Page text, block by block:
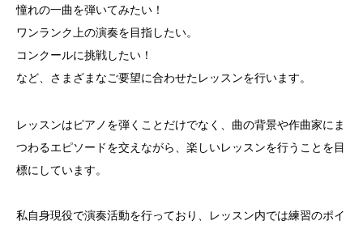
憧れの一曲を弾いてみたい！
ワンランク上の演奏を目指したい。
コンクールに挑戦したい！
など、さまざまなご要望に合わせたレッスンを行います。
レッスンはピアノを弾くことだけでなく、曲の背景や作曲家にま
つわるエピソードを交えながら、楽しいレッスンを行うことを目
標にしています。
私自身現役で演奏活動を行っており、レッスン内では練習のポイ